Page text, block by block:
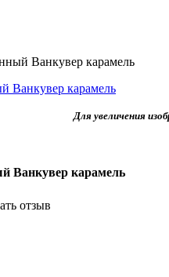
Ванкувер карамель
Для увеличения
Ванкувер карамель
отзыв